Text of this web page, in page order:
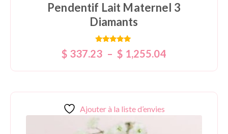
Pendentif Lait Maternel 3
Diamants
Note
5.00
$ 337.23 – $ 1,255.04
Ajouter à la liste d’envies